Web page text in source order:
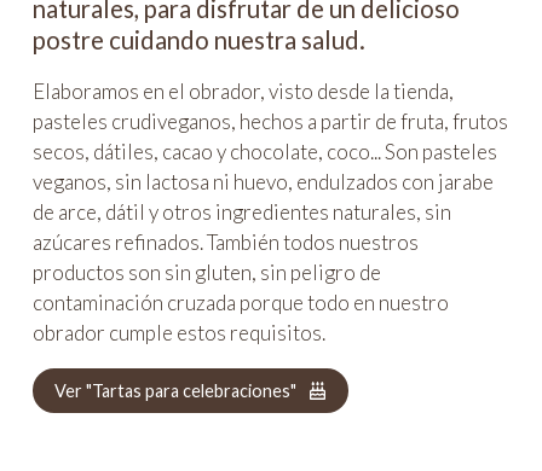
naturales, para disfrutar de un delicioso
postre cuidando nuestra salud.
Elaboramos en el obrador, visto desde la tienda,
pasteles crudiveganos, hechos a partir de fruta, frutos
secos, dátiles, cacao y chocolate, coco... Son pasteles
veganos, sin lactosa ni huevo, endulzados con jarabe
de arce, dátil y otros ingredientes naturales, sin
azúcares refinados. También todos nuestros
productos son sin gluten, sin peligro de
contaminación cruzada porque todo en nuestro
obrador cumple estos requisitos.
Ver "Tartas para celebraciones"